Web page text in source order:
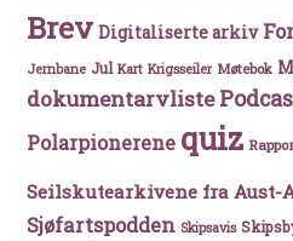
Brev Digitaliserte arkiv
Jernbane Jul Kart Krigsseiler Møtebok
dokumentarvliste
Polarpionerene quiz
Seilskutearkivene fra Aust-
Sjøfartspodden Skipsavis